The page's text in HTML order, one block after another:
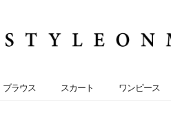
ブラウス スカート ワンピース